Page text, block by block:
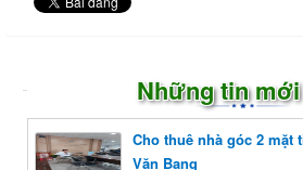
Những tin
Cho thuê nhà góc 2 mặt
Văn Bang